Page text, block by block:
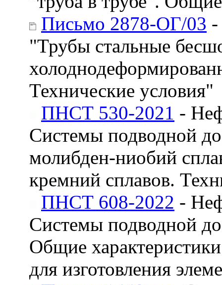
Письмо 2878-ОГ/03
"Трубы стальные
Технические условия"
ПНСТ 530-2021 -
Системы подводной
молибден-ниобий
кремний сплавов.
ПНСТ 608-2022 -
Системы подводной
Общие
для изготовления